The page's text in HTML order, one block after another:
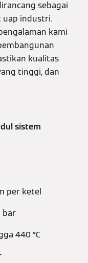
sebagai
uap industri.
kami
kualitas
tinggi, dan
sistem
per ketel
bar
440 °C